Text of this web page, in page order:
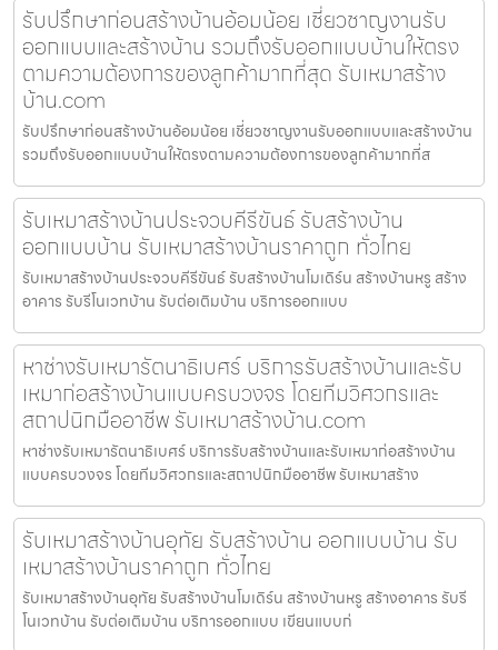
รับปรึกษาก่อนสร้างบ้านอ้อมน้อย เชี่ยวชาญงานรับ
ออกแบบและสร้างบ้าน รวมถึงรับออกแบบบ้านให้ตรง
ตามความต้องการของลูกค้ามากที่สุด รับเหมาสร้าง
บ้าน.com
รับปรึกษาก่อนสร้างบ้านอ้อมน้อย เชี่ยวชาญงานรับออกแบบและสร้างบ้าน
รวมถึงรับออกแบบบ้านให้ตรงตามความต้องการของลูกค้ามากที่ส
รับเหมาสร้างบ้านประจวบคีรีขันธ์ รับสร้างบ้าน
ออกแบบบ้าน รับเหมาสร้างบ้านราคาถูก ทั่วไทย
รับเหมาสร้างบ้านประจวบคีรีขันธ์ รับสร้างบ้านโมเดิร์น สร้างบ้านหรู สร้าง
อาคาร รับรีโนเวทบ้าน รับต่อเติมบ้าน บริการออกแบบ
หาช่างรับเหมารัตนาธิเบศร์ บริการรับสร้างบ้านและรับ
เหมาก่อสร้างบ้านแบบครบวงจร โดยทีมวิศวกรและ
สถาปนิกมืออาชีพ รับเหมาสร้างบ้าน.com
หาช่างรับเหมารัตนาธิเบศร์ บริการรับสร้างบ้านและรับเหมาก่อสร้างบ้าน
แบบครบวงจร โดยทีมวิศวกรและสถาปนิกมืออาชีพ รับเหมาสร้าง
รับเหมาสร้างบ้านอุทัย รับสร้างบ้าน ออกแบบบ้าน รับ
เหมาสร้างบ้านราคาถูก ทั่วไทย
รับเหมาสร้างบ้านอุทัย รับสร้างบ้านโมเดิร์น สร้างบ้านหรู สร้างอาคาร รับรี
โนเวทบ้าน รับต่อเติมบ้าน บริการออกแบบ เขียนแบบก่